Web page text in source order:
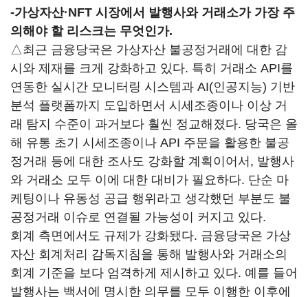
-가상자산·NFT 시장에서 발행사와 거래소가 가장 주
의해야 할 리스크는 무엇인가.
△최근 금융당국은 가상자산 불공정거래에 대한 감
시와 제재를 크게 강화하고 있다. 특히 거래소 API를
연동한 실시간 모니터링 시스템과 AI(인공지능) 기반
분석 플랫폼까지 도입하면서 시세조종이나 이상 거
래 탐지 수준이 과거보다 훨씬 정교해졌다. 당국은 올
해 유통 초기 시세조종이나 API 주문을 활용한 불공
정거래 등에 대한 조사도 강화할 계획이어서, 발행사
와 거래소 모두 이에 대한 대비가 필요하다. 단순 마
케팅이나 유동성 공급 행위라고 생각했던 부분도 불
공정거래 이슈로 연결될 가능성이 커지고 있다.
회계 측면에서도 규제가 강화됐다. 금융당국은 가상
자산 회계처리 감독지침을 통해 발행사와 거래소의
회계 기준을 보다 엄격하게 제시하고 있다. 예를 들어
발행사는 백서에 명시한 의무를 모두 이행한 이후에